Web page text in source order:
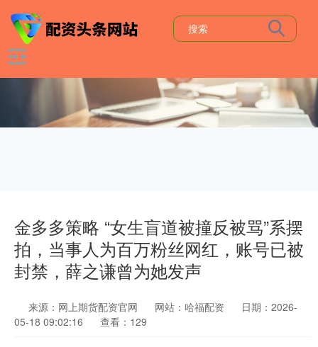
金多多策略 “女生盲道被撞反被骂”系摆
拍，当事人为百万粉丝网红，账号已被
封禁，薛之谦曾为她发声
来源：网上期货配资官网 网站：哈福配资
日期：2026-
05-18 09:02:16
查看：129